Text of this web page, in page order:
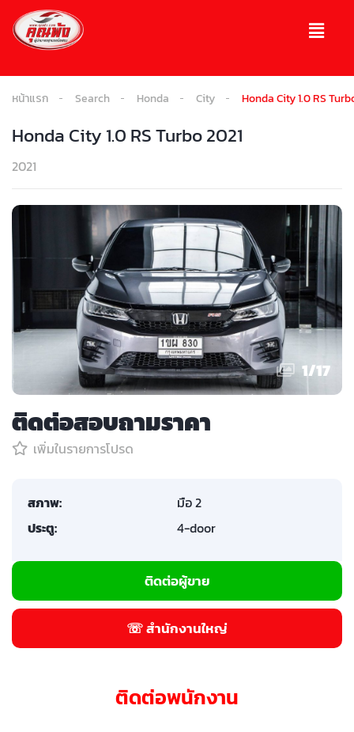
หน้าแรก Search Honda City Honda City 1.0 RS
Honda City 1.0 RS Turbo 2021
2021
1/17
ติดต่อสอบถามราคา
เพิ่มในรายการโปรด
สภาพ:
มือ 2
ประตู:
4-door
ติดต่อผู้ขาย
☏ สำนักงานใหญ่
ติดต่อพนักงาน